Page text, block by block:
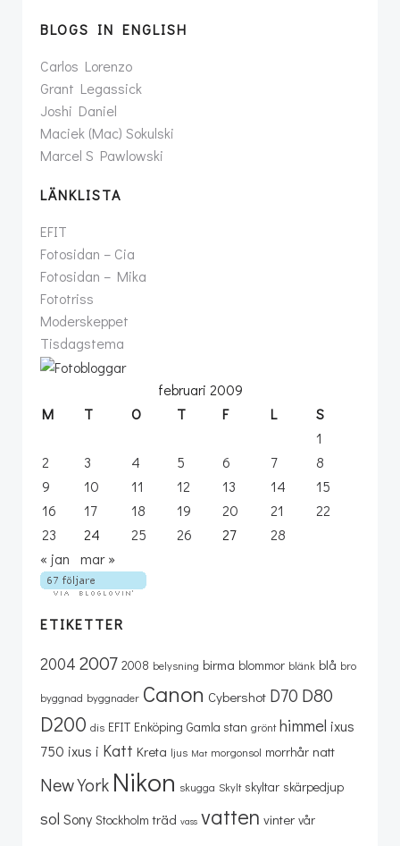
BLOGS IN ENGLISH
Carlos Lorenzo
Grant Legassick
Joshi Daniel
Maciek (Mac) Sokulski
Marcel S Pawlowski
LÄNKLISTA
EFIT
Fotosidan – Cia
Fotosidan – Mika
Fototriss
Moderskeppet
Tisdagstema
februari 2009
M
T O T F L
S
1
2
3 4 5 6 7
8
9
10 11 12 13 14
15
16
17 18 19 20 21
22
23
24 25 26 27
28
« jan
mar »
ETIKETTER
2004 2007 2008 belysning birma blommor blänk blå bro
byggnad byggnader Canon Cybershot D70 D80
D200 dis EFIT Enköping Gamla stan grönt himmel ixus
750 ixus i Katt Kreta ljus Mat morgonsol morrhår natt
New York Nikon skugga Skylt skyltar skärpedjup
sol Sony Stockholm träd vass vatten vinter vår